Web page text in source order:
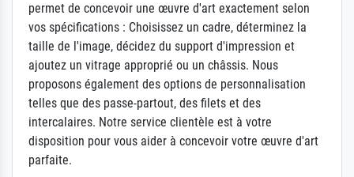
permet de concevoir une œuvre d'art exactement selon
vos spécifications : Choisissez un cadre, déterminez la
taille de l'image, décidez du support d'impression et
ajoutez un vitrage approprié ou un châssis. Nous
proposons également des options de personnalisation
telles que des passe-partout, des filets et des
intercalaires. Notre service clientèle est à votre
disposition pour vous aider à concevoir votre œuvre d'art
parfaite.